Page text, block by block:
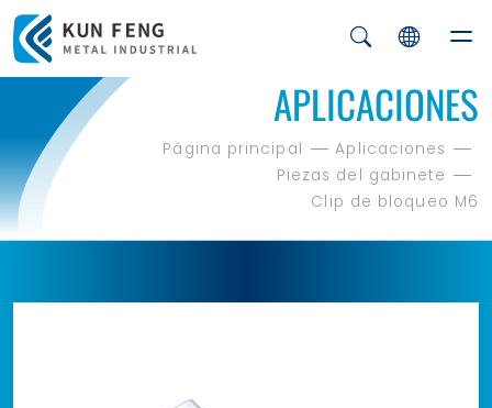
APLICACIONES
Página principal
Aplicaciones
Piezas del gabinete
Clip de bloqueo M6